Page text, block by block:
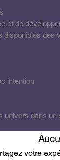
et de
disponibles des
intention
univers dans un
votre